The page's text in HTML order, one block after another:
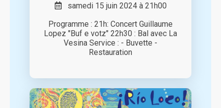
samedi 15 juin 2024 à 21h00
Programme : 21h: Concert Guillaume
Lopez "Buf e votz" 22h30 : Bal avec La
Vesina Service : - Buvette -
Restauration